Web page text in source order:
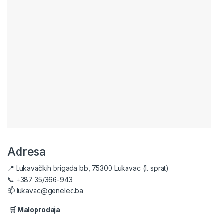
Adresa
📍 Lukavačkih brigada bb, 75300 Lukavac (1. sprat)
📞 +387 35/366-943
📫 lukavac@genelec.ba
🛒 Maloprodaja